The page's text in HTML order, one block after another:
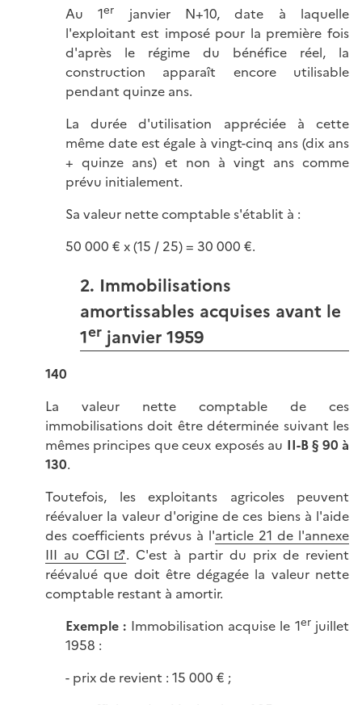
Au 1er
janvier N+10, date à laquelle
l'exploitant est imposé pour la première fois
d'après le régime du bénéfice réel, la
construction apparaît encore utilisable
pendant quinze ans.
La durée d'utilisation appréciée à cette
même date est égale à vingt-cinq ans (dix ans
+ quinze ans) et non à vingt ans comme
prévu initialement.
Sa valeur nette comptable s'établit à :
50 000 € x (15 / 25) = 30 000 €.
2. Immobilisations
amortissables acquises avant le
1er janvier 1959
140
La valeur nette comptable de ces
immobilisations doit être déterminée suivant les
mêmes principes que ceux exposés au II-B § 90 à
130.
Toutefois, les exploitants agricoles peuvent
réévaluer la valeur d'origine de ces biens à l'aide
des coefficients prévus à l'article 21 de l'annexe
III au CGI
. C'est à partir du prix de revient
réévalué que doit être dégagée la valeur nette
comptable restant à amortir.
Exemple : Immobilisation acquise le 1erjuillet
1958 :
- prix de revient : 15 000 € ;